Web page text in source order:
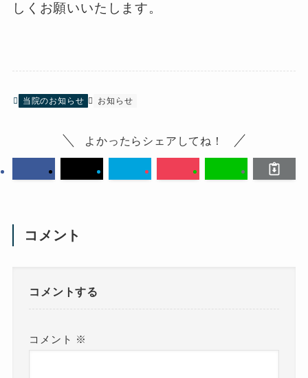
しくお願いいたします。
当院のお知らせ お知らせ
よかったらシェアしてね！
コメント
コメントする
コメント ※